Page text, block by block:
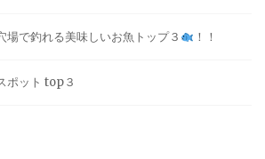
場で釣れる美味しいお魚トップ３ ！！
ポット top３